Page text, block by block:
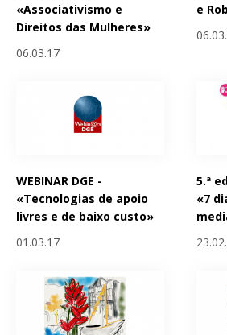
«Associativismo e
Direitos das Mulheres»
06.03.17
e
WEBINAR DGE -
«Tecnologias de apoio
livres e de baixo custo»
01.03.17
5.ª
«7